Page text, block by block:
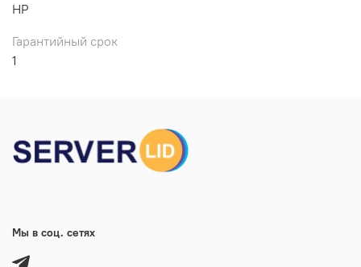
HP
Гарантийный срок
1
Мы в соц. сетях